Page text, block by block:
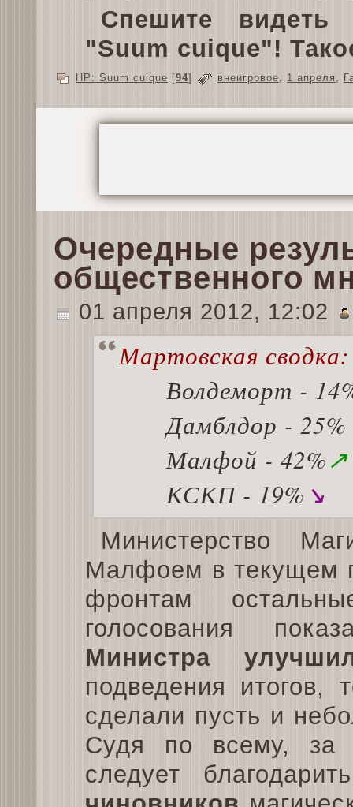
Спешите
"Suum cuique"!
HP: Suum cuique [94] внеигровое, 1 апреля ,
Очередные
общественного
01 апреля 2012, 12:02
Мартовская сводка:
Волдеморт -
Дамблдор - 25%
Малфой - 42%↗
КСКП - 19% ↘
Министерство
Малфоем в текущем
фронтам
голосования
Министра
подведения итогов,
сделали пусть и
Судя по всему, за
следует